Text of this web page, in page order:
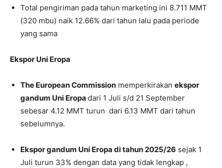
Total pengiriman pada tahun marketing ini 8.711 MMT
(320 mbu) naik 12.66% dari tahun lalu pada periode
yang sama
Ekspor Uni Eropa
The European Commission memperkirakan ekspor
gandum Uni Eropa dari 1 Juli s/d 21 September
sebesar 4.12 MMT turun dari 6.13 MMT dari tahun
sebelumnya.
Ekspor gandum Uni Eropa di tahun 2025/26 sejak 1
Juli turun 33% dengan data yang tidak lengkap ,